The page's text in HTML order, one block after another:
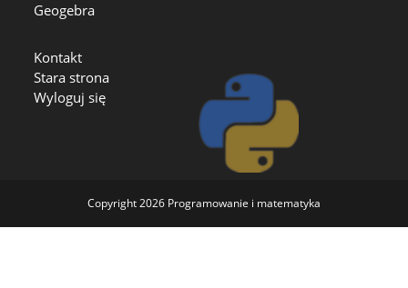
Geogebra
Kontakt
Stara strona
Wyloguj się
Copyright 2026 Programowanie i matematyka